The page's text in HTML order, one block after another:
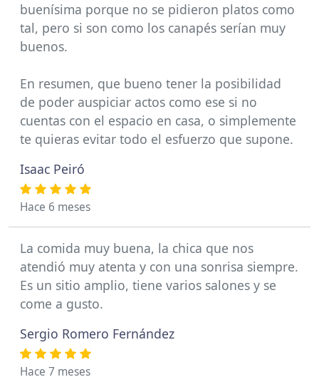
buenísima porque no se pidieron platos como
tal, pero si son como los canapés serían muy
buenos.
En resumen, que bueno tener la posibilidad
de poder auspiciar actos como ese si no
cuentas con el espacio en casa, o simplemente
te quieras evitar todo el esfuerzo que supone.
Isaac Peiró
Hace 6 meses
La comida muy buena, la chica que nos
atendió muy atenta y con una sonrisa siempre.
Es un sitio amplio, tiene varios salones y se
come a gusto.
Sergio Romero Fernández
Hace 7 meses